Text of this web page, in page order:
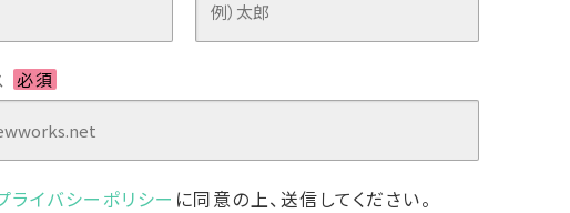
必須
ライバシーポリシー に同意の上、送信してください。